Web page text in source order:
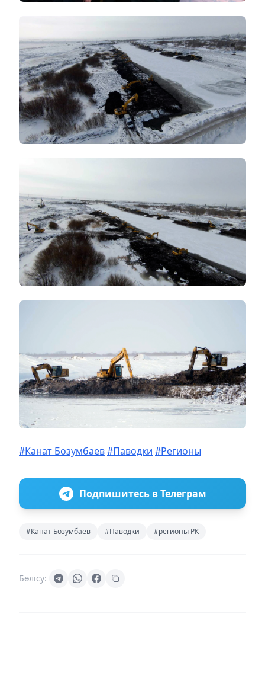
#Канат Бозумбаев#Паводки #Регионы
Подпишитесь в Телеграм
#Канат Бозумбаев #Паводки #регионы РК
Бөлісу: